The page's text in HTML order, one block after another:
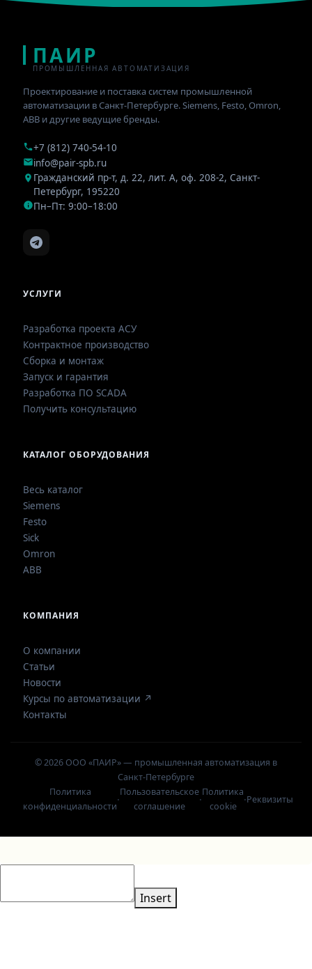
ПАИР
ПРОМЫШЛЕННАЯ АВТОМАТИЗАЦИЯ
Проектирование и поставка систем промышленной
автоматизации в Санкт-Петербурге. Siemens, Festo, Omron,
ABB и другие ведущие бренды.
+7 (812) 740-54-10
info@pair-spb.ru
Гражданский пр-т, д. 22, лит. А, оф. 208-2, Санкт-
Петербург, 195220
Пн–Пт: 9:00–18:00
УСЛУГИ
Разработка проекта АСУ
Контрактное производство
Сборка и монтаж
Запуск и гарантия
Разработка ПО SCADA
Получить консультацию
КАТАЛОГ ОБОРУДОВАНИЯ
Весь каталог
Siemens
Festo
Sick
Omron
ABB
КОМПАНИЯ
О компании
Статьи
Новости
Курсы по автоматизации ↗
Контакты
© 2026 ООО «ПАИР» — промышленная автоматизация в
Санкт-Петербурге
Политика
конфиденциальности
·
Пользовательское
соглашение
·
Политика
cookie
·Реквизиты
Insert